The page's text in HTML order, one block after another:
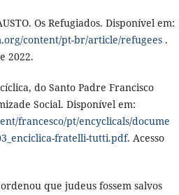
Os Refugiados. Disponível em:
content/pt-br/article/refugees.
2022.
do Santo Padre Francisco
Social. Disponível em:
francesco/pt/encyclicals/docume
fratelli-tutti.pdf. Acesso
que judeus fossem salvos